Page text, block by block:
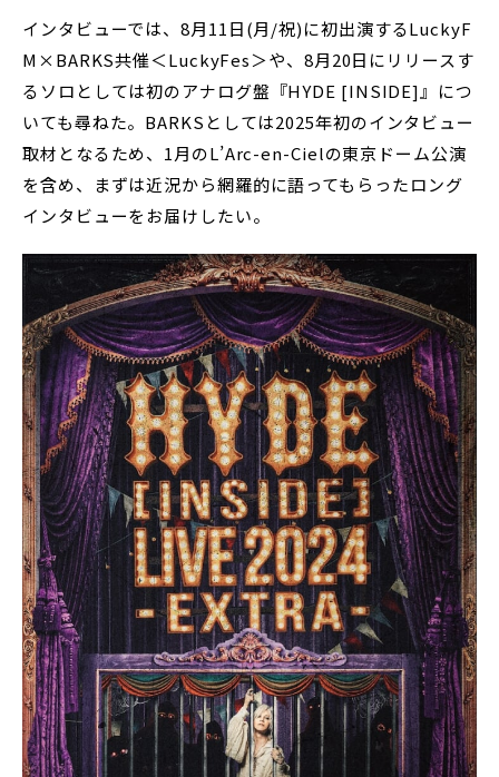
インタビューでは、8月11日(月/祝)に初出演するLuckyF
M×BARKS共催＜LuckyFes＞や、8月20日にリリースす
るソロとしては初のアナログ盤『HYDE [INSIDE]』につ
いても尋ねた。BARKSとしては2025年初のインタビュー
取材となるため、1月のL’Arc-en-Cielの東京ドーム公演
を含め、まずは近況から網羅的に語ってもらったロング
インタビューをお届けしたい。